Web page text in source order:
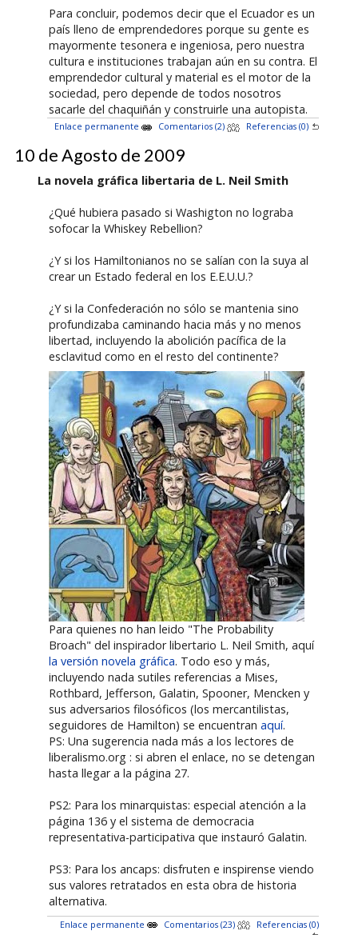
Para concluir, podemos decir que el Ecuador es un
país lleno de emprendedores porque su gente es
mayormente tesonera e ingeniosa, pero nuestra
cultura e instituciones trabajan aún en su contra. El
emprendedor cultural y material es el motor de la
sociedad, pero depende de todos nosotros
sacarle del chaquiñán y construirle una autopista.
Enlace permanente Comentarios (2) Referencias (0)
10 de Agosto de 2009
La novela gráfica libertaria de L. Neil Smith
¿Qué hubiera pasado si Washigton no lograba
sofocar la Whiskey Rebellion?
¿Y si los Hamiltonianos no se salían con la suya al
crear un Estado federal en los E.E.U.U.?
¿Y si la Confederación no sólo se mantenia sino
profundizaba caminando hacia más y no menos
libertad, incluyendo la abolición pacífica de la
esclavitud como en el resto del continente?
Para quienes no han leido "The Probability
Broach" del inspirador libertario L. Neil Smith, aquí
la versión novela gráfica. Todo eso y más,
incluyendo nada sutiles referencias a Mises,
Rothbard, Jefferson, Galatin, Spooner, Mencken y
sus adversarios filosóficos (los mercantilistas,
seguidores de Hamilton) se encuentranaquí.
PS: Una sugerencia nada más a los lectores de
liberalismo.org : si abren el enlace, no se detengan
hasta llegar a la página 27.
PS2: Para los minarquistas: especial atención a la
página 136 y el sistema de democracia
representativa-participativa que instauró Galatin.
PS3: Para los ancaps: disfruten e inspirense viendo
sus valores retratados en esta obra de historia
alternativa.
Enlace permanente Comentarios (23) Referencias (0)